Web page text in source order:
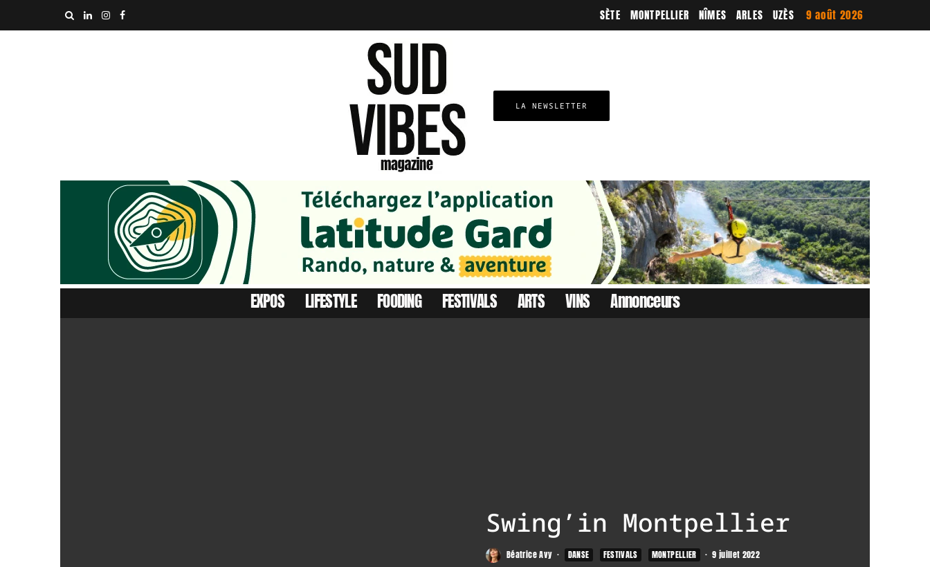
9 août 2026
UZÈS
ARLES
NÎMES
MONTPELLIER
SÈTE
LA NEWSLETTER
EXPOS LIFESTYLE FOODING FESTIVALS ARTS VINS Annonceurs
Swing’in Montpellier
Béatrice Avy · DANSE FESTIVALS MONTPELLIER · 9 juillet 2022